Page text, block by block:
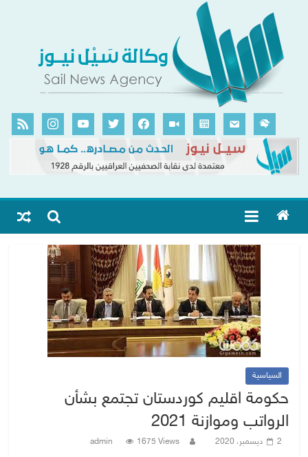
السياسية
حكومة اقليم كوردستان تجتمع بشأن
الرواتب وموازنة 2021
2 ديسمبر، 2020 admin 1675 Views